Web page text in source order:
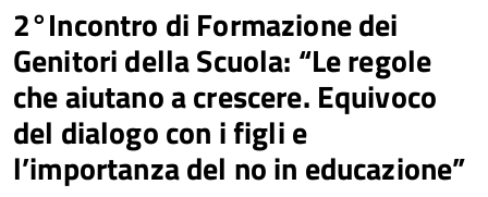
2°Incontro di Formazione dei
Genitori della Scuola: “Le regole
che aiutano a crescere. Equivoco
del dialogo con i figli e
l’importanza del no in educazione”